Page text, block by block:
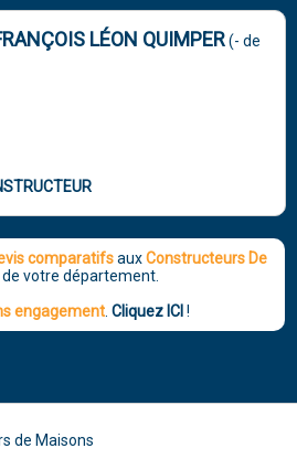
LÉON QUIMPER(- de
comparatifsauxConstructeurs De
de votre département.
engagement Cliquez ICI !
de Maisons